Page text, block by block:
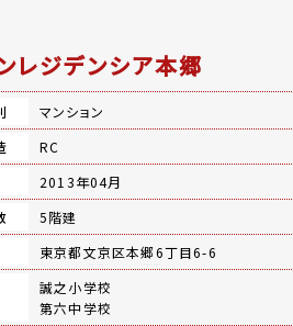
レジデンシア本郷
マンション
RC
2013年04月
5階建
東京都文京区本郷6丁目6-6
誠之小学校
第六中学校